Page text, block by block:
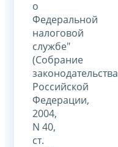
о
Федеральной
налоговой
службе"
(Собрание
законодательства
Российской
Федерации,
2004,
N 40,
ст.